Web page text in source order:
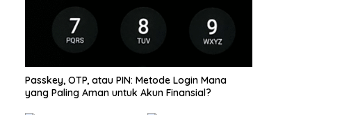
Passkey, OTP, atau PIN: Metode Login Mana
yang Paling Aman untuk Akun Finansial?